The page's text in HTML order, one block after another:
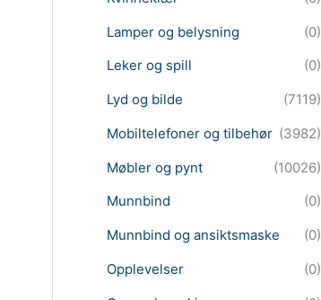
Lamper og belysning
(0)
Leker og spill
(0)
Lyd og bilde
(7119)
Mobiltelefoner og tilbehør (3982)
Møbler og pynt
(10026)
Munnbind
(0)
Munnbind og ansiktsmaske
(0)
Opplevelser
(0)